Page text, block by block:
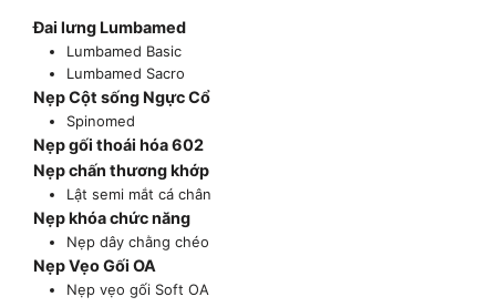
Đai lưng Lumbamed
Lumbamed Basic
Lumbamed Sacro
Nẹp Cột sống Ngực Cổ
Spinomed
Nẹp gối thoái hóa 602
Nẹp chấn thương khớp
Lật semi mắt cá chân
Nẹp khóa chức năng
Nẹp dây chằng chéo
Nẹp Vẹo Gối OA
Nẹp vẹo gối Soft OA